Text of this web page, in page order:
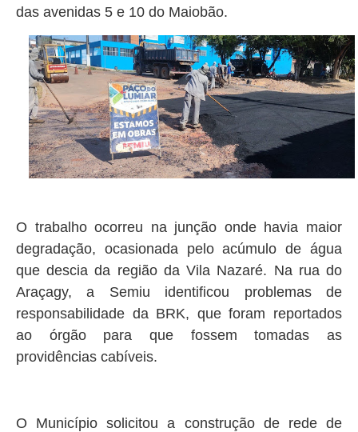
das avenidas 5 e 10 do Maiobão.
O trabalho ocorreu na junção onde havia maior
degradação, ocasionada pelo acúmulo de água
que descia da região da Vila Nazaré. Na rua do
Araçagy, a Semiu identificou problemas de
responsabilidade da BRK, que foram reportados
ao órgão para que fossem tomadas as
providências cabíveis.
O Município solicitou a construção de rede de